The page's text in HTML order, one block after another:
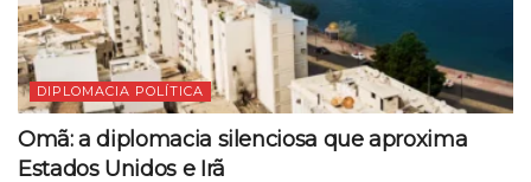
DIPLOMACIA POLÍTICA
Omã: a diplomacia silenciosa que aproxima
Estados Unidos e Irã